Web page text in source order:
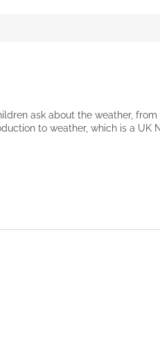
ask about the weather,
to weather, which is a UK